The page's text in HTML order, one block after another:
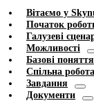
Вітаємо у
Початок
Галузеві
Можливості
Базові поняття
Спільна робота
Завдання
Документи